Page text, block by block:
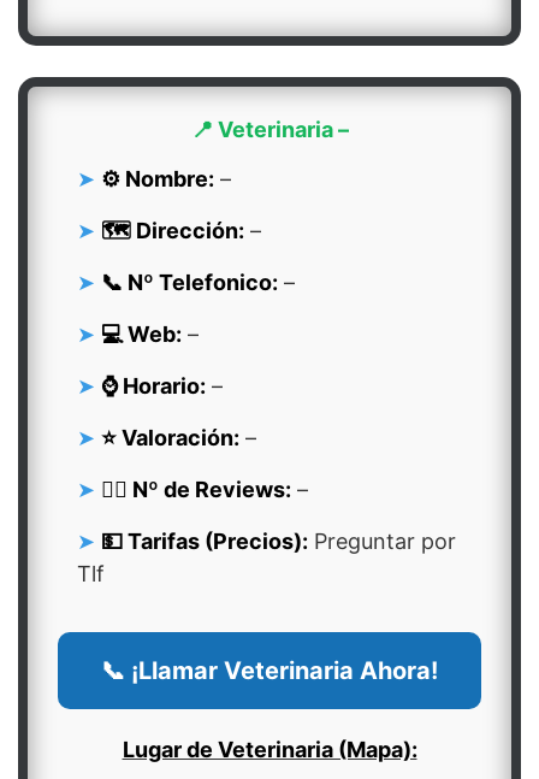
📍 Veterinaria –
⚙️ Nombre: –
🗺️ Dirección: –
📞 Nº Telefonico: –
💻 Web: –
⌚ Horario: –
⭐ Valoración: –
👍🏻 Nº de Reviews: –
💵 Tarifas (Precios): Preguntar por
Tlf
📞 ¡Llamar Veterinaria Ahora!
Lugar de Veterinaria (Mapa):